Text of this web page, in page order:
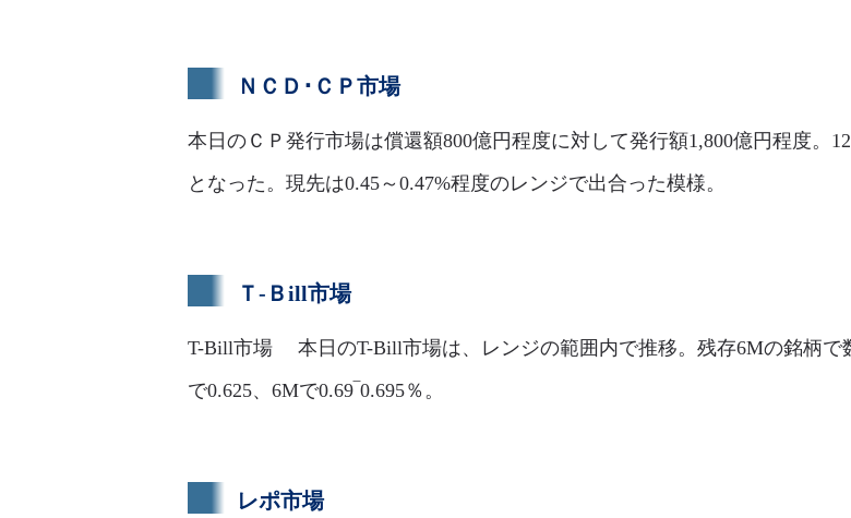
ＮＣＤ･ＣＰ市場
本日のＣＰ発行市場は償還額800億円程度に対して発行額1,800億円程度。
となった。現先は0.45～0.47%程度のレンジで出合った模様。
Ｔ-Ｂill市場
T-Bill市場 本日のT-Bill市場は、レンジの範囲内で推移。残存6Mの銘柄で
で0.625、6Mで0.69‾0.695％。
レポ市場